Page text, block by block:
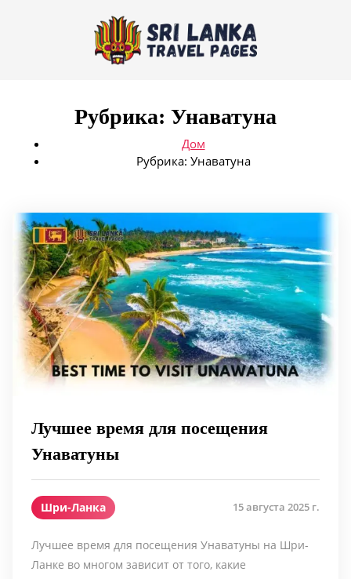
Рубрика: Унаватуна
Дом
Рубрика: Унаватуна
Лучшее время для посещения
Унаватуны
Шри-Ланка 15 августа 2025 г.
Лучшее время для посещения Унаватуны на Шри-
Ланке во многом зависит от того, какие